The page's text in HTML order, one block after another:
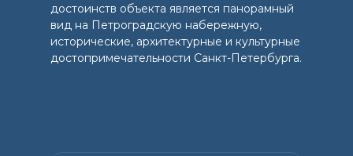
достоинств объекта является панорамный
вид на Петроградскую набережную,
исторические, архитектурные и культурные
достопримечательности Санкт-Петербурга.